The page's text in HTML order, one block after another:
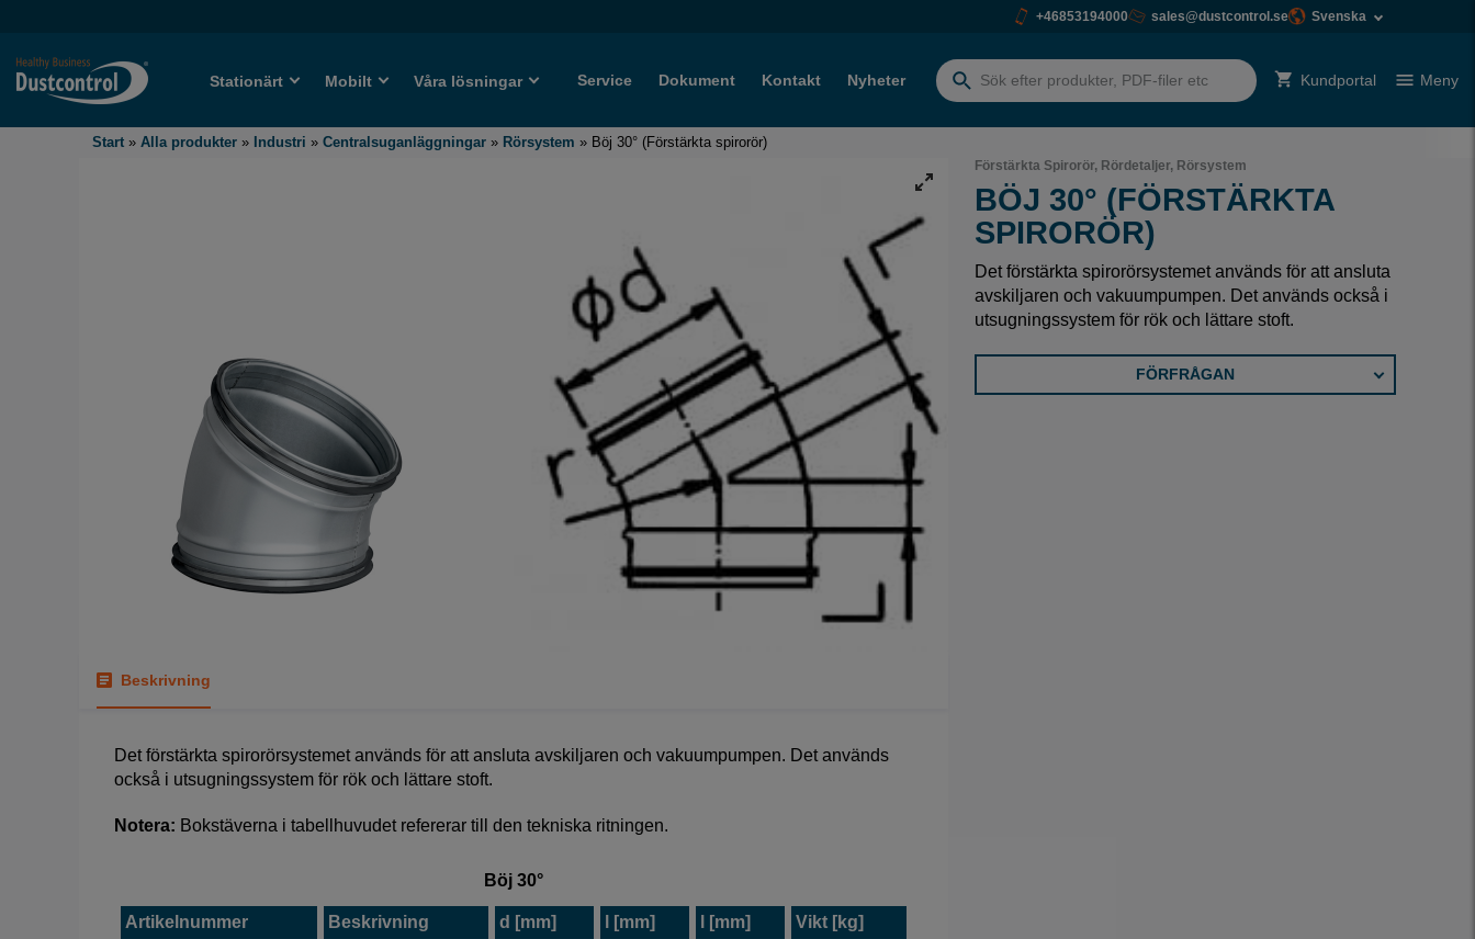
+46853194000 sales@dustcontrol.se Svenska
Stationärt Mobilt Våra lösningar Service Dokument Kontakt Nyheter
Sök
Kundportal Meny
Start » Alla produkter » Industri » Centralsuganläggningar » Rörsystem » Böj 30° (Förstärkta spirorör)
Beskrivning
Det förstärkta spirorörsystemet används för att ansluta avskiljaren och vakuumpumpen. Det används
också i utsugningssystem för rök och lättare stoft.
Notera: Bokstäverna i tabellhuvudet refererar till den tekniska ritningen.
Böj 30°
Artikelnummer Beskrivning d [mm] l [mm] l [mm]
Vikt [kg]
Förstärkta Spirorör, Rördetaljer, Rörsystem
BÖJ 30° (FÖRSTÄRKTA
SPIRORÖR)
Det förstärkta spirorörsystemet används för att ansluta
avskiljaren och vakuumpumpen. Det används också i
utsugningssystem för rök och lättare stoft.
FÖRFRÅGAN